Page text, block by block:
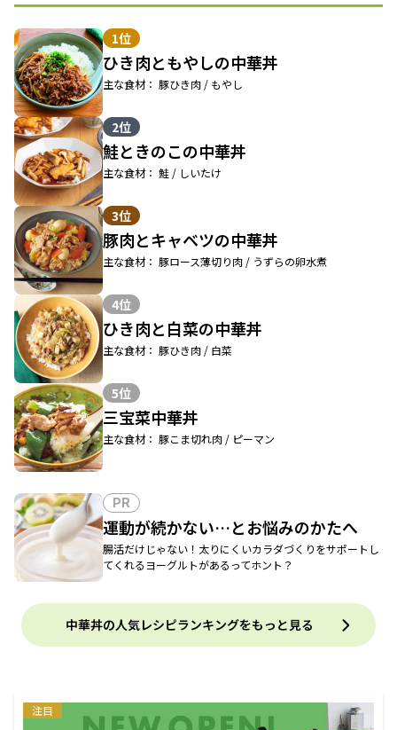
1位
ひき肉ともやしの中華丼
主な食材： 豚ひき肉 / もやし
2位
鮭ときのこの中華丼
主な食材： 鮭 / しいたけ
3位
豚肉とキャベツの中華丼
主な食材： 豚ロース薄切り肉 / うずらの卵水煮
4位
ひき肉と白菜の中華丼
主な食材： 豚ひき肉 / 白菜
5位
三宝菜中華丼
主な食材： 豚こま切れ肉 / ピーマン
PR
運動が続かない…とお悩みのかたへ
腸活だけじゃない！太りにくいカラダづくりをサポートし
てくれるヨーグルトがあるってホント？
中華丼の人気レシピランキングをもっと見る
注目